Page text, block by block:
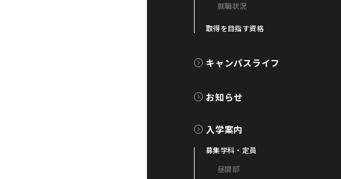
就職状況
取得を目指す資格
キャンパスライフ
お知らせ
入学案内
募集学科・定員
昼間部